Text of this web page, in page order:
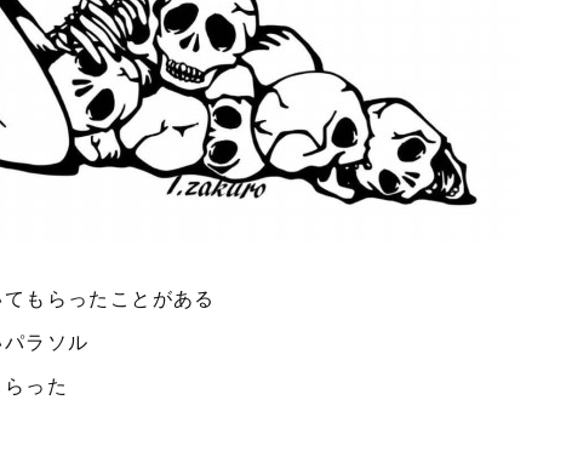
もらったことがある
ラソル
った